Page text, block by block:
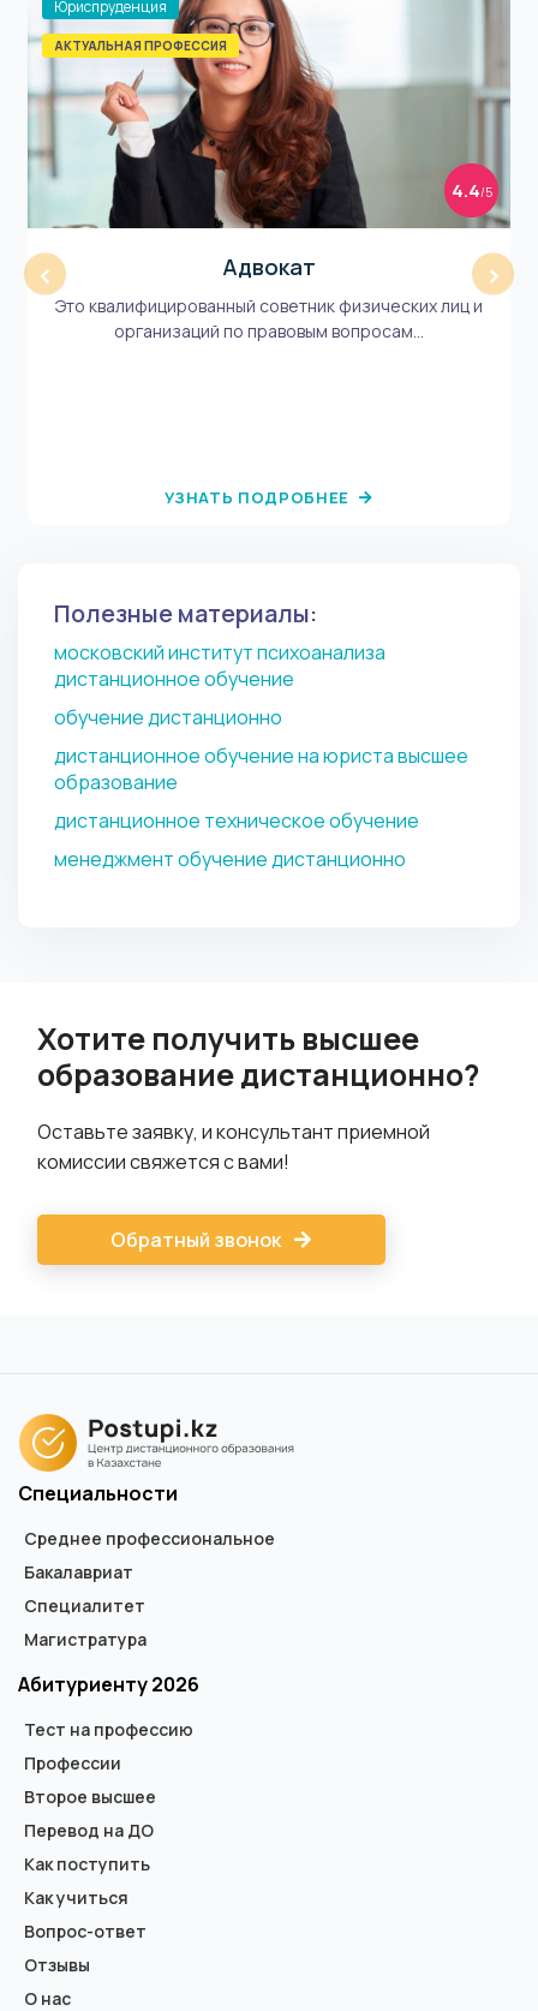
‹
Юриспруденция
АКТУАЛЬНАЯ ПРОФЕССИЯ
4.4/5
Адвокат
Это квалифицированный советник физических лиц и
организаций по правовым вопросам...
УЗНАТЬ ПОДРОБНЕЕ
›
Полезные материалы:
московский институт психоанализа
дистанционное обучение
обучение дистанционно
дистанционное обучение на юриста высшее
образование
дистанционное техническое обучение
менеджмент обучение дистанционно
Хотите получить высшее
образование дистанционно?
Оставьте заявку, и консультант приемной
комиссии свяжется с вами!
Обратный звонок
Специальности
Среднее профессиональное
Бакалавриат
Специалитет
Магистратура
Абитуриенту 2026
Тест на профессию
Профессии
Второе высшее
Перевод на ДО
Как поступить
Как учиться
Вопрос-ответ
Отзывы
О нас